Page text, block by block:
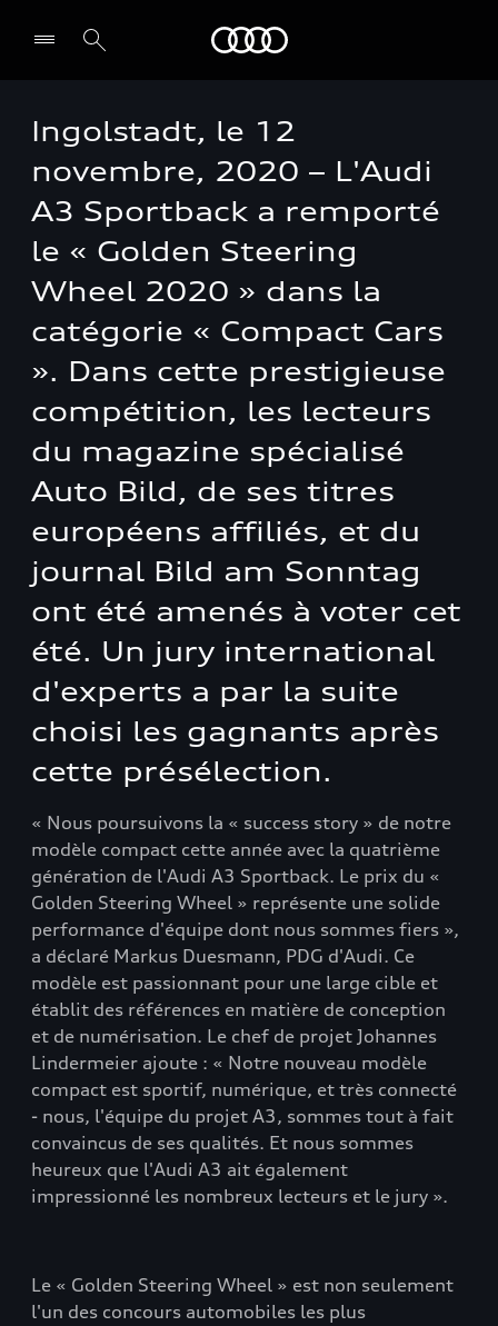
Ingolstadt, le 12
novembre, 2020 – L'Audi
A3 Sportback a remporté
le « Golden Steering
Wheel 2020 » dans la
catégorie « Compact Cars
». Dans cette prestigieuse
compétition, les lecteurs
du magazine spécialisé
Auto Bild, de ses titres
européens affiliés, et du
journal Bild am Sonntag
ont été amenés à voter cet
été. Un jury international
d'experts a par la suite
choisi les gagnants après
cette présélection.
« Nous poursuivons la « success story » de notre
modèle compact cette année avec la quatrième
génération de l'Audi A3 Sportback. Le prix du «
Golden Steering Wheel » représente une solide
performance d'équipe dont nous sommes fiers »,
a déclaré Markus Duesmann, PDG d'Audi. Ce
modèle est passionnant pour une large cible et
établit des références en matière de conception
et de numérisation. Le chef de projet Johannes
Lindermeier ajoute : « Notre nouveau modèle
compact est sportif, numérique, et très connecté
- nous, l'équipe du projet A3, sommes tout à fait
convaincus de ses qualités. Et nous sommes
heureux que l'Audi A3 ait également
impressionné les nombreux lecteurs et le jury ».
Le « Golden Steering Wheel » est non seulement
l'un des concours automobiles les plus